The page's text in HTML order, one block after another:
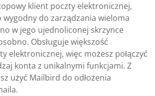
klient poczty elektronicznej,
do zarządzania wieloma
w jego ujednoliconej skrzynce
Obsługuje większość
elektronicznej, więc możesz połączyć
konta z unikalnymi funkcjami. Z
użyć Mailbird do odłożenia